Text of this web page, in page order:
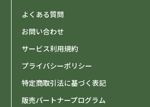
よくある質問
お問い合わせ
サービス利用規約
プライバシーポリシー
特定商取引法に基づく表記
販売パートナープログラム